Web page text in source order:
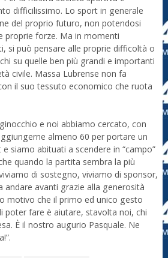
difficilissimo. Lo sport in generale
del proprio futuro, non potendosi
proprie forze. Ma in momenti
si può pensare alle proprie difficoltà o
su quelle ben più grandi e importanti
civile. Massa Lubrense non fa
il suo tessuto economico che ruota
e noi abbiamo cercato, con
almeno 60 per portare un
siamo abituati a scendere in “campo”
quando la partita sembra la più
di sostegno, viviamo di sponsor,
andare avanti grazie alla generosità
motivo che il primo ed unico gesto
poter fare è aiutare, stavolta noi, chi
È il nostro augurio Pasquale. Ne